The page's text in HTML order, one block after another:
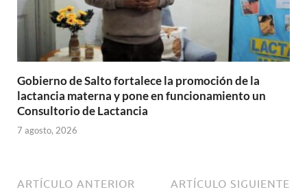
Gobierno de Salto fortalece la promoción de la
lactancia materna y pone en funcionamiento un
Consultorio de Lactancia
7 agosto, 2026
ARTÍCULO ANTERIOR ARTÍCULO SIGUIENTE